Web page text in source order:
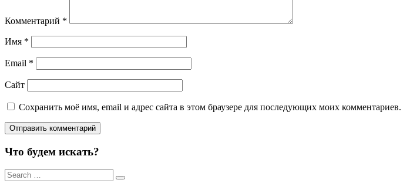
Комментарий *
Имя *
Email *
Сайт
Сохранить моё имя, email и адрес сайта в этом браузере для последующих моих комментариев.
Что будем искать?
Результаты
поиска